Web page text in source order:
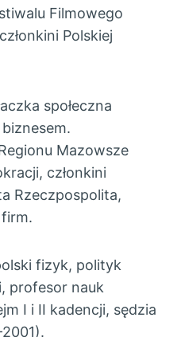
Filmowego
Polskiej
społeczna
Mazowsze
członkini
Rzeczpospolita,
firm.
fizyk, polityk
profesor nauk
I i II kadencji, sędzia